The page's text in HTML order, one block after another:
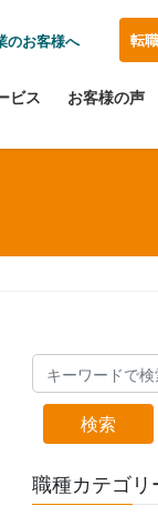
のお客様へ 転
ビス お客様の声
検索
職種カテゴリ